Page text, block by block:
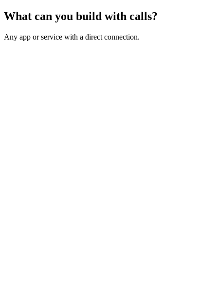
What can you build with calls?
Any app or service with a direct connection.